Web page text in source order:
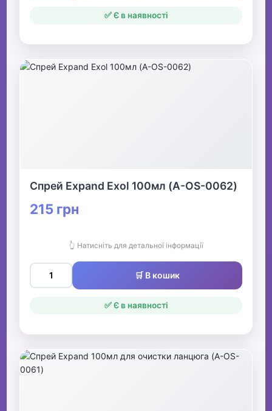
✅ Є в наявності
Спрей Expand Exol 100мл (A-OS-0062)
215 грн
👆 Натисніть для детальної інформації
🛒 В кошик
✅ Є в наявності